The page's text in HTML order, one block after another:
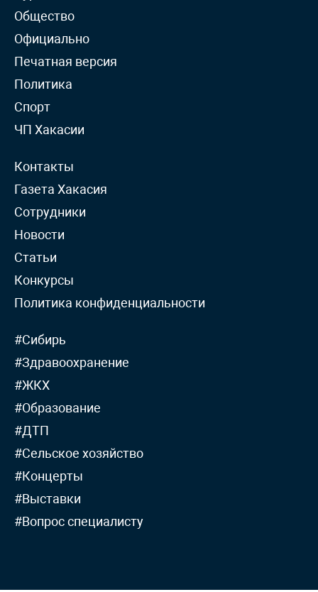
Общество
Официально
Печатная версия
Политика
Спорт
ЧП Хакасии
Контакты
Газета Хакасия
Сотрудники
Новости
Статьи
Конкурсы
Политика конфиденциальности
#Сибирь
#Здравоохранение
#ЖКХ
#Образование
#ДТП
#Сельское хозяйство
#Концерты
#Выставки
#Вопрос специалисту